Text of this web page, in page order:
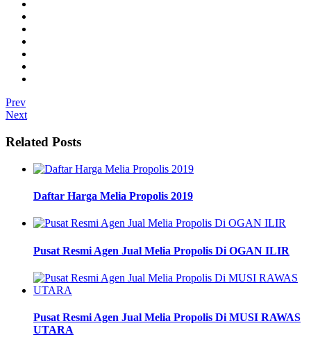
Prev
Next
Related Posts
Daftar Harga Melia Propolis 2019
Pusat Resmi Agen Jual Melia Propolis Di OGAN ILIR
Pusat Resmi Agen Jual Melia Propolis Di MUSI RAWAS
UTARA